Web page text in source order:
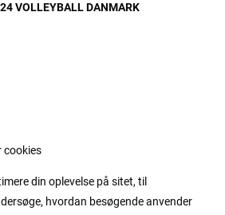
VOLLEYBALL DANMARK
cookies
din oplevelse på sitet, til
hvordan besøgende anvender